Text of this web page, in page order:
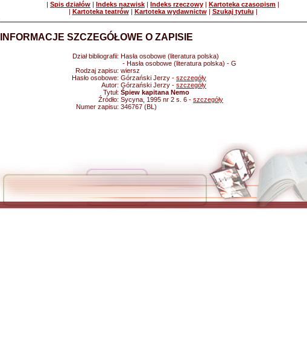
| Spis działów | Indeks nazwisk | Indeks rzeczowy | Kartoteka czasopism |
| Kartoteka teatrów| Kartoteka wydawnictw| Szukaj tytułu |
INFORMACJE SZCZEGÓŁOWE O ZAPISIE
Dział bibliografii: Hasła osobowe (literatura polska)
- Hasła osobowe (literatura polska) - G
Rodzaj zapisu: wiersz
Hasło osobowe: Górzański Jerzy - szczegóły
Autor: Górzański Jerzy - szczegóły
Tytuł: Śpiew kapitana Nemo
Źródło: Sycyna, 1995 nr 2 s. 6 - szczegóły
Numer zapisu: 346767 (BL)